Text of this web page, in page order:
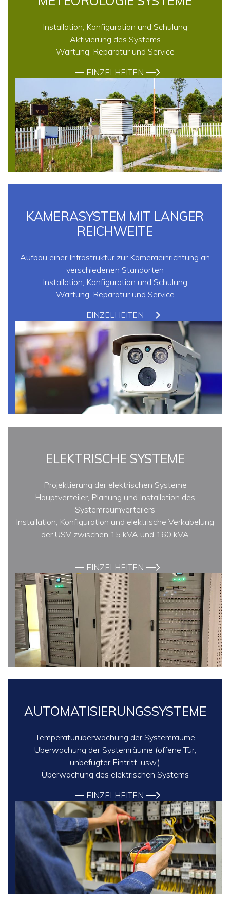
Installation, Konfiguration und Schulung
Aktivierung des Systems
Wartung, Reparatur und Service
EINZELHEITEN
KAMERASYSTEM MIT LANGER
REICHWEITE
Aufbau einer Infrastruktur zur Kameraeinrichtung an
verschiedenen Standorten
Installation, Konfiguration und Schulung
Wartung, Reparatur und Service
EINZELHEITEN
ELEKTRISCHE SYSTEME
Projektierung der elektrischen Systeme
Hauptverteiler, Planung und Installation des
Systemraumverteilers
Installation, Konfiguration und elektrische Verkabelung
der USV zwischen 15 kVA und 160 kVA
EINZELHEITEN
AUTOMATISIERUNGSSYSTEME
Temperaturüberwachung der Systemräume
Überwachung der Systemräume (offene Tür,
unbefugter Eintritt, usw.)
Überwachung des elektrischen Systems
EINZELHEITEN